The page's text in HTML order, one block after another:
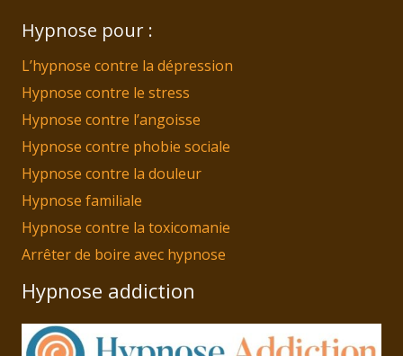
Hypnose pour :
L’hypnose contre la dépression
Hypnose contre le stress
Hypnose contre l’angoisse
Hypnose contre phobie sociale
Hypnose contre la douleur
Hypnose familiale
Hypnose contre la toxicomanie
Arrêter de boire avec hypnose
Hypnose addiction